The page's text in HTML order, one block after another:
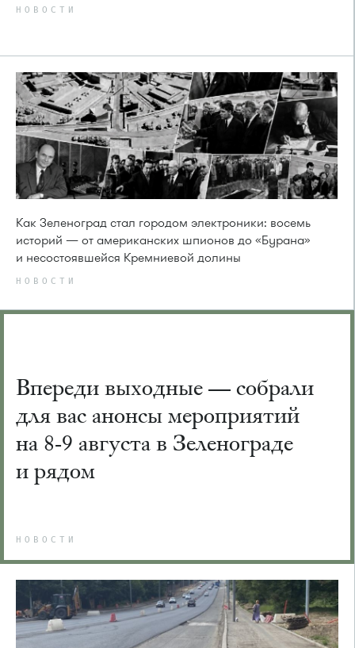
НОВОСТИ
Как Зеленоград стал городом электроники: восемь
историй — от американских шпионов до «Бурана»
и несостоявшейся Кремниевой долины
НОВОСТИ
Впереди выходные — собрали
для вас анонсы мероприятий
на 8-9 августа в Зеленограде
и рядом
НОВОСТИ